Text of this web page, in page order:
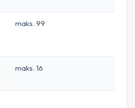
maks. 99
maks. 16